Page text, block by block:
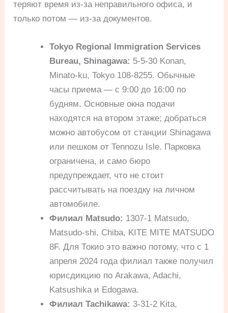
теряют время из-за неправильного офиса, и
только потом — из-за документов.
Tokyo Regional Immigration Services
Bureau, Shinagawa: 5-5-30 Konan,
Minato-ku, Tokyo 108-8255. Обычные
часы приема — с 9:00 до 16:00 по
будням. Основные окна подачи
находятся на втором этаже; добраться
можно автобусом от станции Shinagawa
или пешком от Tennozu Isle. Парковка
ограничена, и само бюро
предупреждает, что не стоит
рассчитывать на поездку на личном
автомобиле.
Филиал Matsudo: 1307-1 Matsudo,
Matsudo-shi, Chiba, KITE MITE MATSUDO
8F. Для Токио это важно потому, что с 1
апреля 2024 года филиал также получил
юрисдикцию по Arakawa, Adachi,
Katsushika и Edogawa.
Филиал Tachikawa: 3-31-2 Kita,